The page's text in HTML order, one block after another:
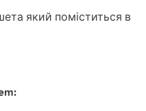
який поміститься в